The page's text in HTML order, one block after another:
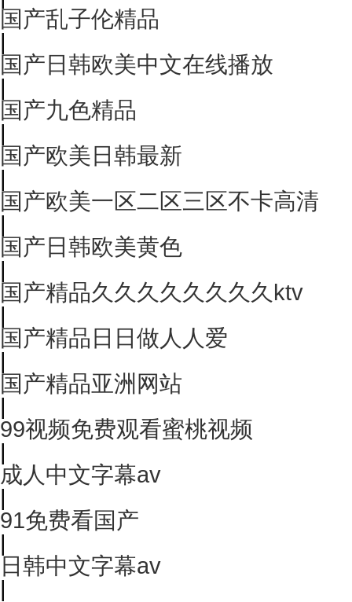
国产乱子伦精品
|
国产日韩欧美中文在线播放
|
国产九色精品
|
国产欧美日韩最新
|
国产欧美一区二区三区不卡高清
|
国产日韩欧美黄色
|
国产精品久久久久久久久久ktv
|
国产精品日日做人人爱
|
国产精品亚洲网站
|
99视频免费观看蜜桃视频
|
成人中文字幕av
|
91免费看国产
|
日韩中文字幕av
|